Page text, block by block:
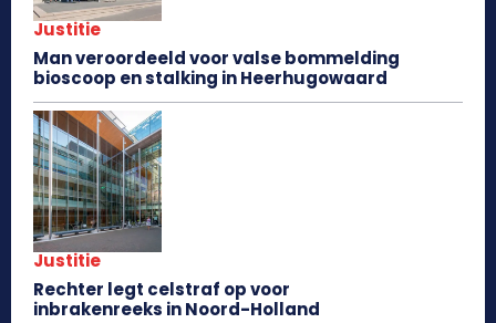
Justitie
Man veroordeeld voor valse bommelding
bioscoop en stalking in Heerhugowaard
Justitie
Rechter legt celstraf op voor
inbrakenreeks in Noord-Holland